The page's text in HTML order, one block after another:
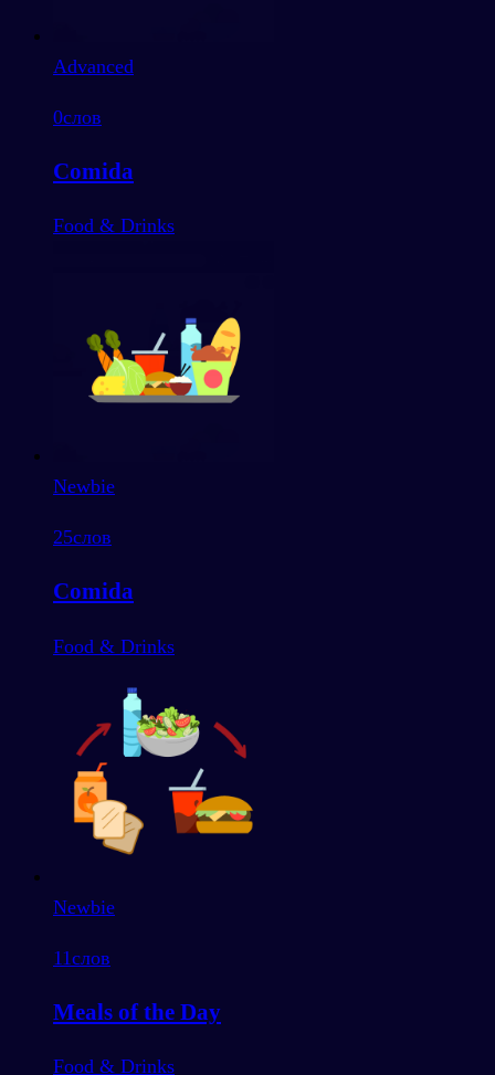
Advanced
0слов
Comida
Food & Drinks
Newbie
25слов
Comida
Food & Drinks
Newbie
11слов
Meals of the Day
Food & Drinks